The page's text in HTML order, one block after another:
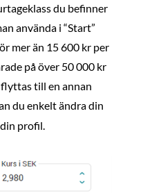
du befinner
använda i “Start”
mer än 15 600 kr per
på över 50 000 kr
till en annan
du enkelt ändra din
profil.